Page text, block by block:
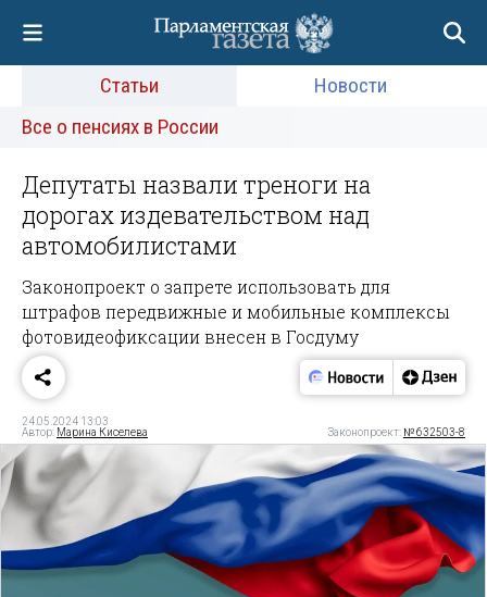
Статьи
Новости
Все о пенсиях в России
Депутаты назвали треноги на
дорогах издевательством над
автомобилистами
Законопроект о запрете использовать для
штрафов передвижные и мобильные комплексы
фотовидеофиксации внесен в Госдуму
24.05.2024 13:03
Автор: Марина Киселева Законопроект: № 632503-8